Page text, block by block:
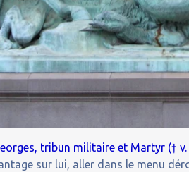
tribun militaire et Martyr († v.
sur lui, aller dans le menu